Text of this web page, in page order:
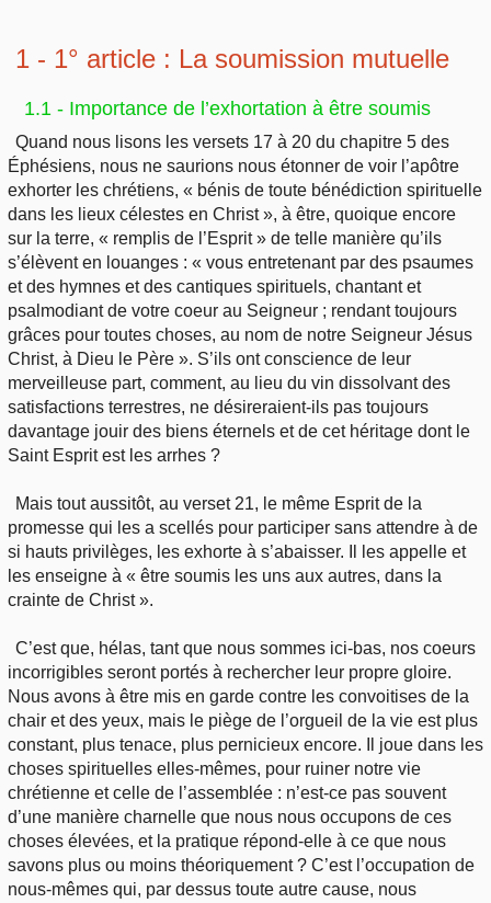
1 - 1° article : La soumission mutuelle
1.1 - Importance de l’exhortation à être soumis
Quand nous lisons les versets 17 à 20 du chapitre 5 des
Éphésiens, nous ne saurions nous étonner de voir l’apôtre
exhorter les chrétiens, « bénis de toute bénédiction spirituelle
dans les lieux célestes en Christ », à être, quoique encore
sur la terre, « remplis de l’Esprit » de telle manière qu’ils
s’élèvent en louanges : « vous entretenant par des psaumes
et des hymnes et des cantiques spirituels, chantant et
psalmodiant de votre coeur au Seigneur ; rendant toujours
grâces pour toutes choses, au nom de notre Seigneur Jésus
Christ, à Dieu le Père ». S’ils ont conscience de leur
merveilleuse part, comment, au lieu du vin dissolvant des
satisfactions terrestres, ne désireraient-ils pas toujours
davantage jouir des biens éternels et de cet héritage dont le
Saint Esprit est les arrhes ?
Mais tout aussitôt, au verset 21, le même Esprit de la
promesse qui les a scellés pour participer sans attendre à de
si hauts privilèges, les exhorte à s’abaisser. Il les appelle et
les enseigne à « être soumis les uns aux autres, dans la
crainte de Christ ».
C’est que, hélas, tant que nous sommes ici-bas, nos coeurs
incorrigibles seront portés à rechercher leur propre gloire.
Nous avons à être mis en garde contre les convoitises de la
chair et des yeux, mais le piège de l’orgueil de la vie est plus
constant, plus tenace, plus pernicieux encore. Il joue dans les
choses spirituelles elles-mêmes, pour ruiner notre vie
chrétienne et celle de l’assemblée : n’est-ce pas souvent
d’une manière charnelle que nous nous occupons de ces
choses élevées, et la pratique répond-elle à ce que nous
savons plus ou moins théoriquement ? C’est l’occupation de
nous-mêmes qui, par dessus toute autre cause, nous